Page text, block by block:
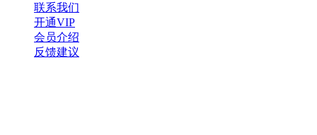
联系我们
开通VIP
会员介绍
反馈建议